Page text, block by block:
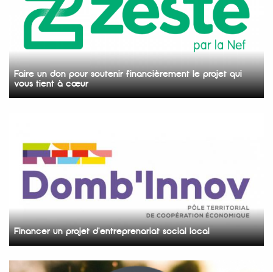
Faire un don pour soutenir financièrement le projet qui
vous tient à cœur
Financer un projet d'entreprenariat social local